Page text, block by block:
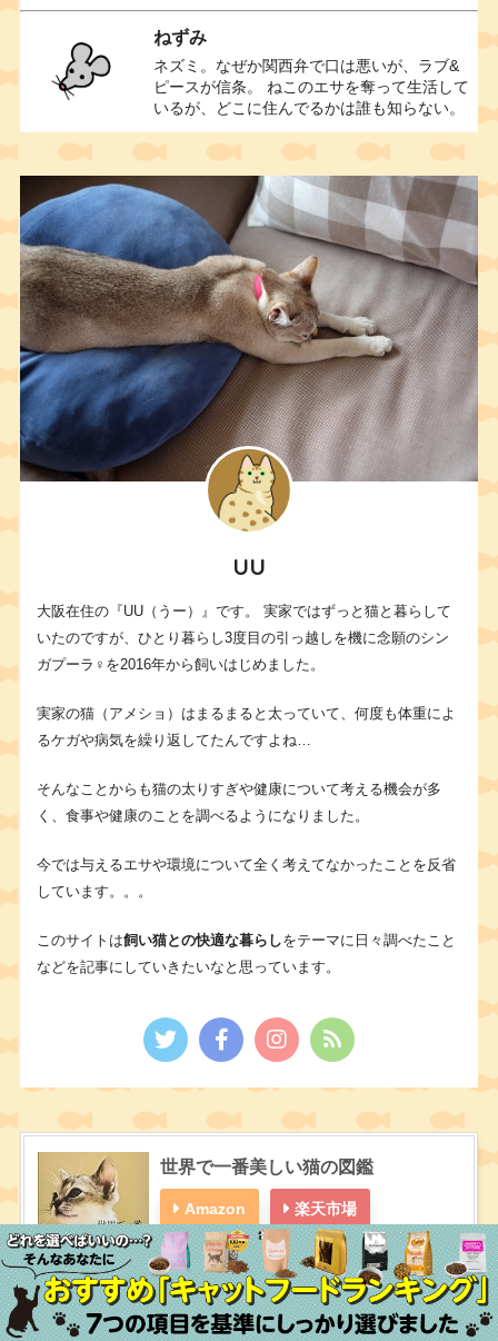
ねずみ
ネズミ。なぜか関西弁で口は悪いが、ラブ&
ピースが信条。 ねこのエサを奪って生活して
いるが、どこに住んでるかは誰も知らない。
UU
大阪在住の『UU（うー）』です。 実家ではずっと猫と暮らして
いたのですが、ひとり暮らし3度目の引っ越しを機に念願のシン
ガプーラ♀を2016年から飼いはじめました。
実家の猫（アメショ）はまるまると太っていて、何度も体重によ
るケガや病気を繰り返してたんですよね…
そんなことからも猫の太りすぎや健康について考える機会が多
く、食事や健康のことを調べるようになりました。
今では与えるエサや環境について全く考えてなかったことを反省
しています。。。
このサイトは飼い猫との快適な暮らしをテーマに日々調べたこと
などを記事にしていきたいなと思っています。
世界で一番美しい猫の図鑑
Amazon 楽天市場
Yahooショッピング